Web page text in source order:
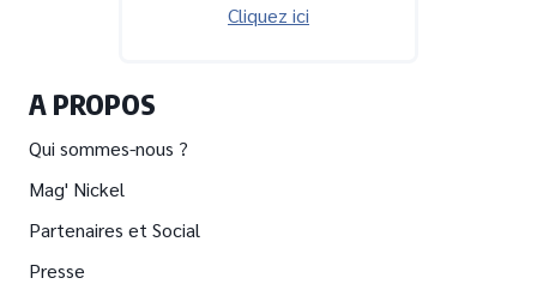
A PROPOS
Qui sommes-nous ?
Mag' Nickel
Partenaires et Social
Presse
Cliquez ici